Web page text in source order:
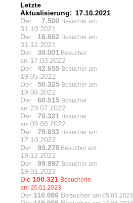
Letzte
Aktualisierung: 17.10.2021
Der 7.500 Besucher am
31.10.2021
Der 16.662 Besucher am
31.12.2021
Der 30.001 Besucher
am 17.03.2022
Der 42.655 Besucher am
19.05.2022
Der 50.325 Besucher am
19.06.2022
Der 60.515 Besucher
am 29.07.2022
Der 70.321 Besucher
am 09.09.2022
Der 79.633 Besucher am
17.10.2022
Der
93.278 Besucher am
19.12.2022
Der
99.997 Besucher am
19.01.2023
Die 100.321 Besucherin
am 20.01.2023
Der 110.086 Besucher am 05.03.2023